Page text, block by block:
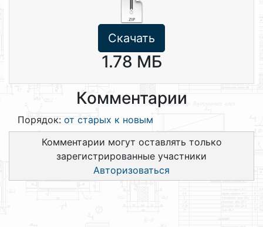
Скачать
1.78 МБ
Комментарии
Порядок: от старых к новым
Комментарии могут оставлять только
зарегистрированные участники
Авторизоваться